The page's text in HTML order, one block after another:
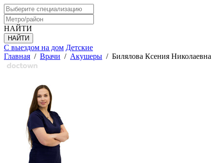
НАЙТИ
С выездом на дом Детские
Главная / Врачи / Акушеры / Билялова Ксения Николаевна